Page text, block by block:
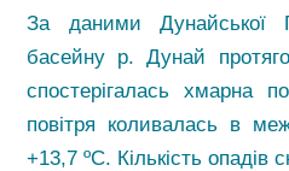
За даними Дунайської
басейну р. Дунай
спостерігалась хмарна
повітря коливалась в
+13,7 ºС. Кількість опадів